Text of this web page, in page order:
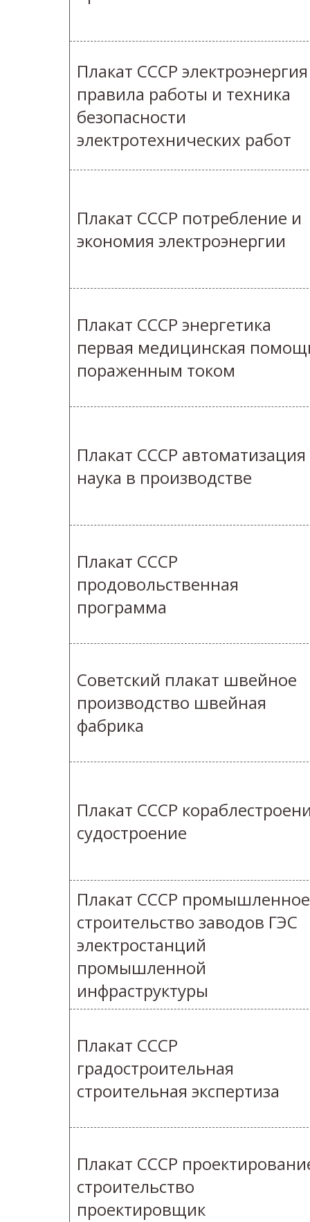
Плакат СССР электроэнергия
правила работы и техника
безопасности
электротехнических работ
Плакат СССР потребление и
экономия электроэнергии
Плакат СССР энергетика
первая медицинская
пораженным током
Плакат СССР
наука в производстве
Плакат СССР
продовольственная
программа
Советский плакат швейное
производство швейная
фабрика
Плакат СССР
судостроение
Плакат СССР промышленное
строительство заводов ГЭС
электростанций
промышленной
инфраструктуры
Плакат СССР
градостроительная
строительная экспертиза
Плакат СССР
строительство
проектировщик